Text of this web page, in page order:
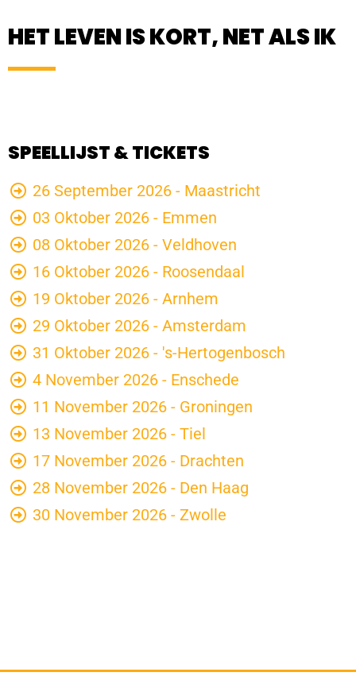
HET LEVEN IS KORT, NET ALS IK
SPEELLIJST & TICKETS
26 September 2026 - Maastricht
03 Oktober 2026 - Emmen
08 Oktober 2026 - Veldhoven
16 Oktober 2026 - Roosendaal
19 Oktober 2026 - Arnhem
29 Oktober 2026 - Amsterdam
31 Oktober 2026 - 's-Hertogenbosch
4 November 2026 - Enschede
11 November 2026 - Groningen
13 November 2026 - Tiel
17 November 2026 - Drachten
28 November 2026 - Den Haag
30 November 2026 - Zwolle